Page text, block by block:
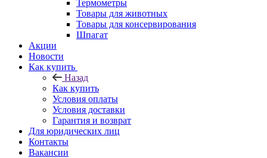
Термометры
Товары для животных
Товары для консервирования
Шпагат
Акции
Новости
Как купить
Назад
Как купить
Условия оплаты
Условия доставки
Гарантия и возврат
Для юридических лиц
Контакты
Вакансии